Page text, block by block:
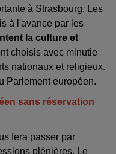
à Strasbourg. Les
à l'avance par les
la culture et
choisis avec minutie
nationaux et religieux.
Parlement européen.
sans réservation
fera passer par
plénières. Le